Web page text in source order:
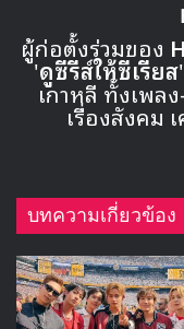
กันยายน และเริ่มต้นท
ผู้ก่อตั้งร่วมของ
'ดูซีรีส์ให้ซีเรียส
เกาหลี ทั้งเพล
เรื่องสังคม
บทความเกี่ยวข้อง